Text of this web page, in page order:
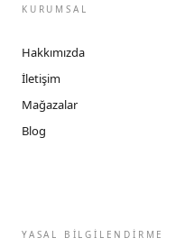
KURUMSAL
Hakkımızda
İletişim
Mağazalar
Blog
YASAL BİLGİLENDİRME